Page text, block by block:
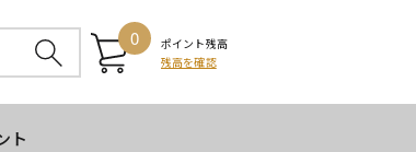
0
ポイント残高
残高を確認
ト